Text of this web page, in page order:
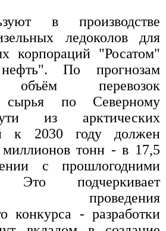
в производстве
ледоколов для
корпораций "Росатом"
По прогнозам
объём перевозок
сырья по Северному
из арктических
к 2030 году должен
тонн - в 17,5
с прошлогодними
Это подчеркивает
проведения
конкурса - разработки